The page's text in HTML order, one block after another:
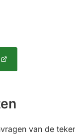
van de